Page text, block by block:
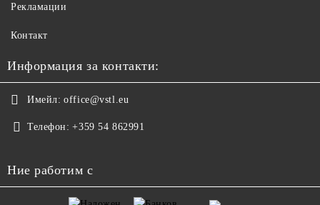
Рекламации
Контакт
Информация за контакти:
Имейл: office@vstl.eu
Телефон: +359 54 862991
Ние работим с